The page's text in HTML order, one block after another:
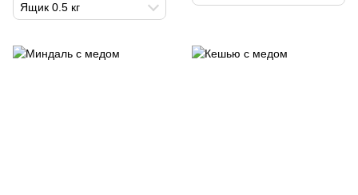
Ящик 0.5 кг